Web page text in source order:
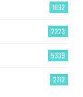
1692
2223
5339
2712